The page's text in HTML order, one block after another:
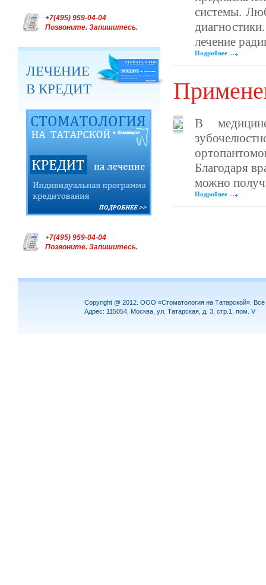
+7(495) 959-04-04
Позвоните. Запишитесь.
ЛЕЧЕНИЕ
В КРЕДИТ
+7(495) 959-04-04
Позвоните. Запишитесь.
системы.
лечение
Подробнее
В
Благодаря
можно
Подробнее
Copyright @ 2012. ООО «Стоматология на Татарской».
Адрес: 115054, Москва, ул. Татарская, д. 3, стр.1, пом. V